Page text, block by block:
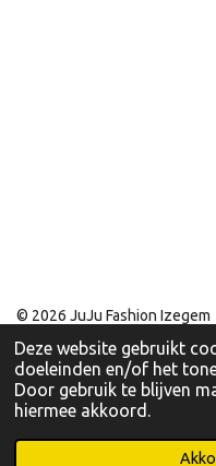
Deze website gebruikt
doeleinden en/of het
Door gebruik te blijven
hiermee akkoord.
© 2026 JuJu Fashion Izegem